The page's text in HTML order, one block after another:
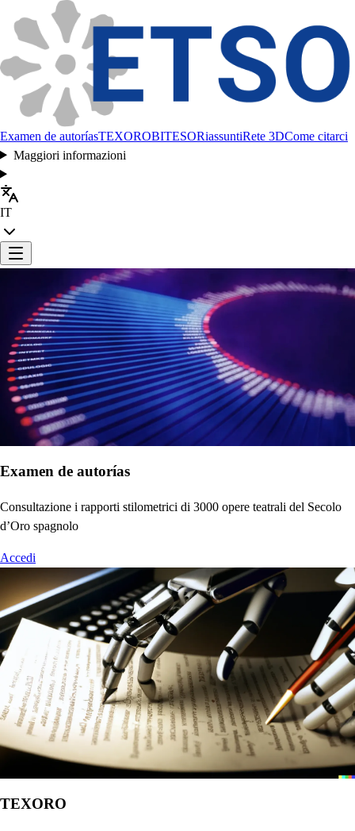
Examen de autoríasTEXOROBITESORiassuntiRete 3DCome citarci
Maggiori informazioni
IT
Examen de autorías
Consultazione i rapporti stilometrici di 3000 opere teatrali del Secolo
d’Oro spagnolo
Accedi
TEXORO